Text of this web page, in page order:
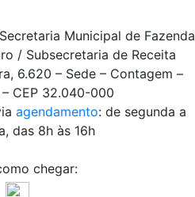
Municipal de Fazenda
/ Subsecretaria de Receita
6.620 – Sede – Contagem –
CEP 32.040-000
agendamento: de segunda a
das 8h às 16h
chegar: